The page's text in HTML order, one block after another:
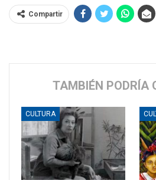
Compartir
TAMBIÉN PODRÍA
CULTURA